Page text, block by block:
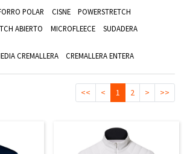
POLAR CISNE
POWERSTRETCH
ABIERTO
MICROFLEECE SUDADERA
CREMALLERA CREMALLERA ENTERA
<< < 1 2 > >>